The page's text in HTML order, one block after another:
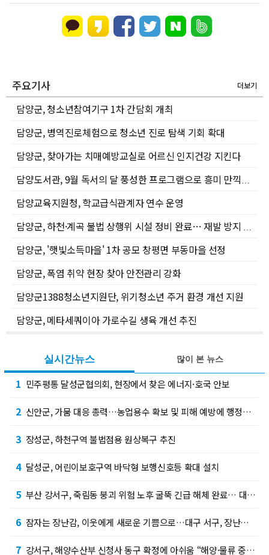
주요기사 더보기
담양군, 청소년참여기구 1차 간담회 개최
담양군, 병역진로체험으로 청소년 진로 탐색 기회 확대
담양군, 찾아가는 치매예방교실로 어르신 인지건강 지킨다
담양도서관, 9월 독서의 달 풍성한 프로그램으로 흥미 만끽하세요
담양교육지원청, 학교급식관계자 연수 운영
담양군, 하천·계곡 불법 상행위 시설 정비 완료… 재발 방지 총력
담양군, '햇빛소득마을' 1차 공모 창평면 부동마을 선정
담양군, 폭염 취약 현장 찾아 안전관리 강화
담양군1388청소년지원단, 위기청소년 주거 환경 개선 지원
담양군, 메타세쿼이아 가로수길 생육 개선 추진
실시간뉴스
1 민주평통 달성군협의회, 현장에서 찾은 에너지·호국 안보
2 신안군, 가뭄 대응 총력…농업용수 확보 및 피해 예방에 행정력 집중
3 장성군, 하천구역 불법점용 원상복구 추진
4 달성군, 어린이보호구역 바닥형 보행신호등 확대 설치
5 부산 강서구, 죽림동 붕괴 위험 노후 굴뚝 긴급 해체 완료… 대피 주민 안전하게 일상 복귀…
6 잠자는 장난감, 이웃에게 새로운 기쁨으로…대구 서구, 장난감 기부·나눔 사업 추진
7 강서구, 해양수산부 신청사 동구 확정에 아쉬움 “해양·물류 중심도시 강서의 도전은 계속된다…
많이 본 뉴스